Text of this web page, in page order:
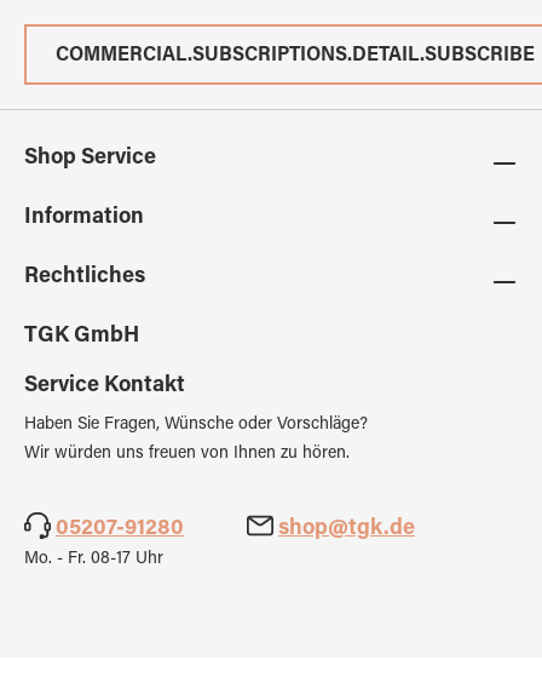
COMMERCIAL.SUBSCRIPTIONS.DETAIL.SUBSCRIBE
Shop Service
Information
Rechtliches
TGK GmbH
Service Kontakt
Haben Sie Fragen, Wünsche oder Vorschläge?
Wir würden uns freuen von Ihnen zu hören.
05207-91280 shop@tgk.de
Mo. - Fr. 08-17 Uhr